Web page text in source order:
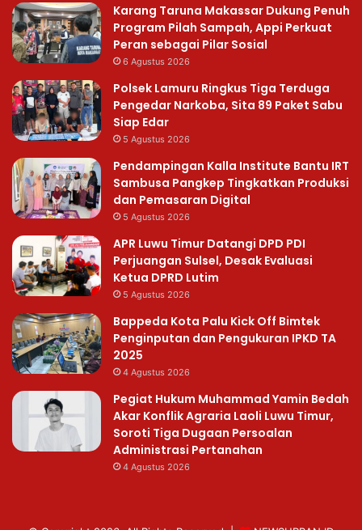
Karang Taruna Makassar Dukung Penuh
Program Pilah Sampah, Appi Perkuat
Peran sebagai Pilar Sosial
6 Agustus 2026
Polsek Lamuru Ringkus Tiga Terduga
Pengedar Narkoba, Sita 89 Paket Sabu
Siap Edar
5 Agustus 2026
Pendampingan Kalla Institute Bantu IRT
Sambusa Pangkep Tingkatkan Produksi
dan Pemasaran Digital
5 Agustus 2026
APR Luwu Timur Datangi DPD PDI
Perjuangan Sulsel, Desak Evaluasi
Ketua DPRD Lutim
5 Agustus 2026
Bappeda Kota Palu Kick Off Bimtek
Penginputan dan Pengukuran IPKD TA
2025
4 Agustus 2026
Pegiat Hukum Muhammad Yamin Bedah
Akar Konflik Agraria Laoli Luwu Timur,
Soroti Tiga Dugaan Persoalan
Administrasi Pertanahan
4 Agustus 2026